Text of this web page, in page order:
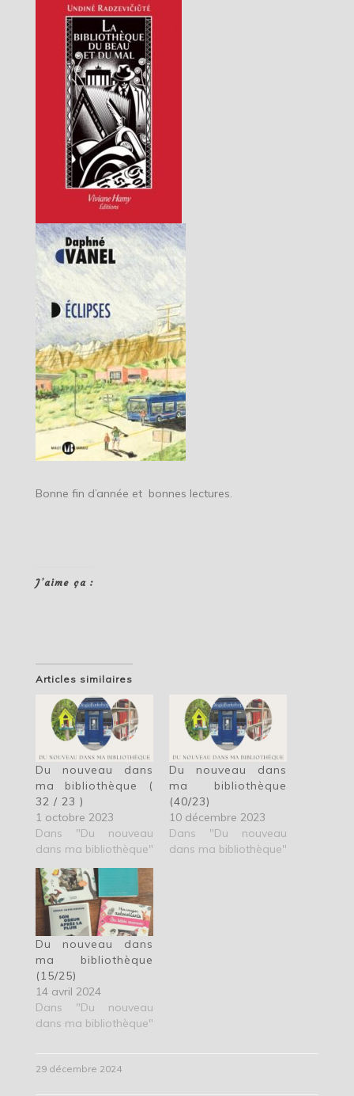
Bonne fin d’année et bonnes lectures.
J’aime ça :
Articles similaires
Du nouveau dans
ma bibliothèque (
32 / 23 )
1 octobre 2023
Dans "Du nouveau
dans ma bibliothèque"
Du nouveau dans
ma bibliothèque
(40/23)
10 décembre 2023
Dans "Du nouveau
dans ma bibliothèque"
Du nouveau dans
ma bibliothèque
(15/25)
14 avril 2024
Dans "Du nouveau
dans ma bibliothèque"
29 décembre 2024